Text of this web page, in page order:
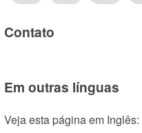
Contato
Em outras línguas
Veja esta página em Inglês: